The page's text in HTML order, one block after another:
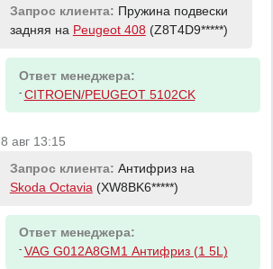
Запрос клиента: Пружина подвески
задняя на Peugeot 408 (Z8T4D9*****)
Ответ менеджера:
- CITROEN/PEUGEOT 5102CK
8 авг 13:15
Запрос клиента: Антифриз на
Skoda Octavia(XW8BK6*****)
Ответ менеджера:
- VAG G012A8GM1 Антифриз (1 5L)